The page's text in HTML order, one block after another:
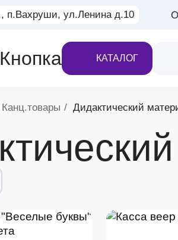
п.Вахруши, ул.Ленина д.10
Кнопка КАТАЛОГ
Канц.товары Дидактический